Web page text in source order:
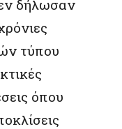
δήλωσαν
τύπου
όπου